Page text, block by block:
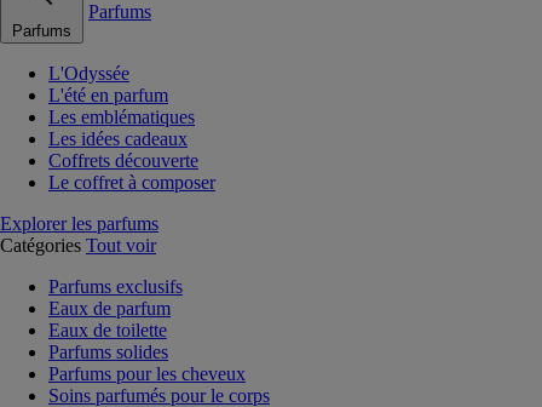
Parfums
Parfums
L'Odyssée
L'été en parfum
Les emblématiques
Les idées cadeaux
Coffrets découverte
Le coffret à composer
Explorer les parfums
Catégories Tout voir
Parfums exclusifs
Eaux de parfum
Eaux de toilette
Parfums solides
Parfums pour les cheveux
Soins parfumés pour le corps